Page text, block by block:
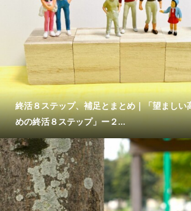
終活８ステップ、補足とまとめ｜「望ましい
めの終活８ステップ」ー２...